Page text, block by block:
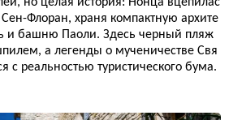
но целая история: Нонца вцепилас
Флоран, храня компактную архите
и башню Паоли. Здесь черный пляж
а легенды о мученичестве Свя
реальностью туристического бума.